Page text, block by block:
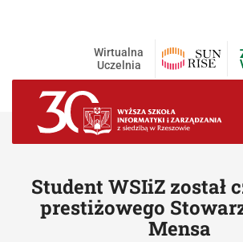
Wirtualna
Uczelnia
Student WSIiZ został
prestiżowego
Mensa